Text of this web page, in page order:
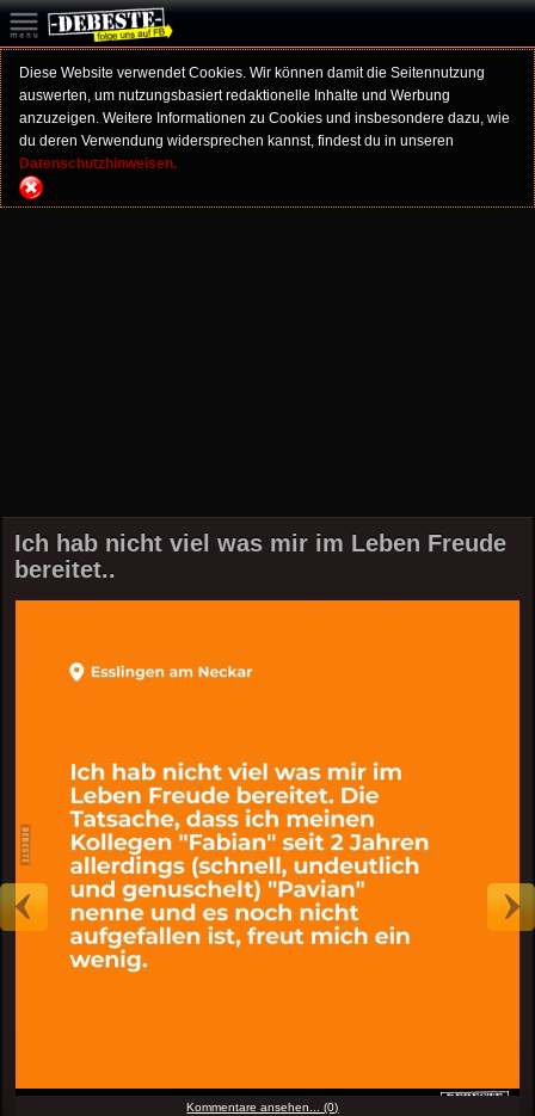
Diese Website verwendet Cookies. Wir können damit die Seitennutzung
auswerten, um nutzungsbasiert redaktionelle Inhalte und Werbung
anzuzeigen. Weitere Informationen zu Cookies und insbesondere dazu, wie
du deren Verwendung widersprechen kannst, findest du in unseren
Datenschutzhinweisen.
Ich hab nicht viel was mir im Leben Freude
bereitet..
Kommentare ansehen... (0)